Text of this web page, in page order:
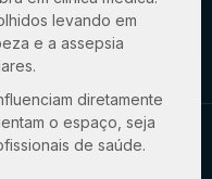
levando em
e a assepsia
diretamente
o espaço, seja
de saúde.